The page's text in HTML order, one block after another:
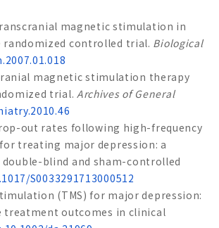
magnetic stimulation in
controlled trial. Biological
magnetic stimulation therapy
trial. Archives of General
out rates following high-frequency
treating major depression: a
blind and sham-controlled
S0033291713000512
(TMS) for major depression:
outcomes in clinical